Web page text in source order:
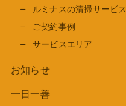
ルミナスの清掃サービス
ご契約事例
サービスエリア
お知らせ
一日一善